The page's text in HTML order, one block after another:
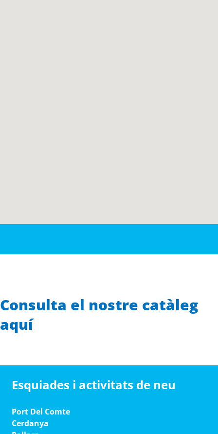
Consulta el nostre catàleg
aquí
Esquiades i activitats de neu
Port Del Comte
Cerdanya